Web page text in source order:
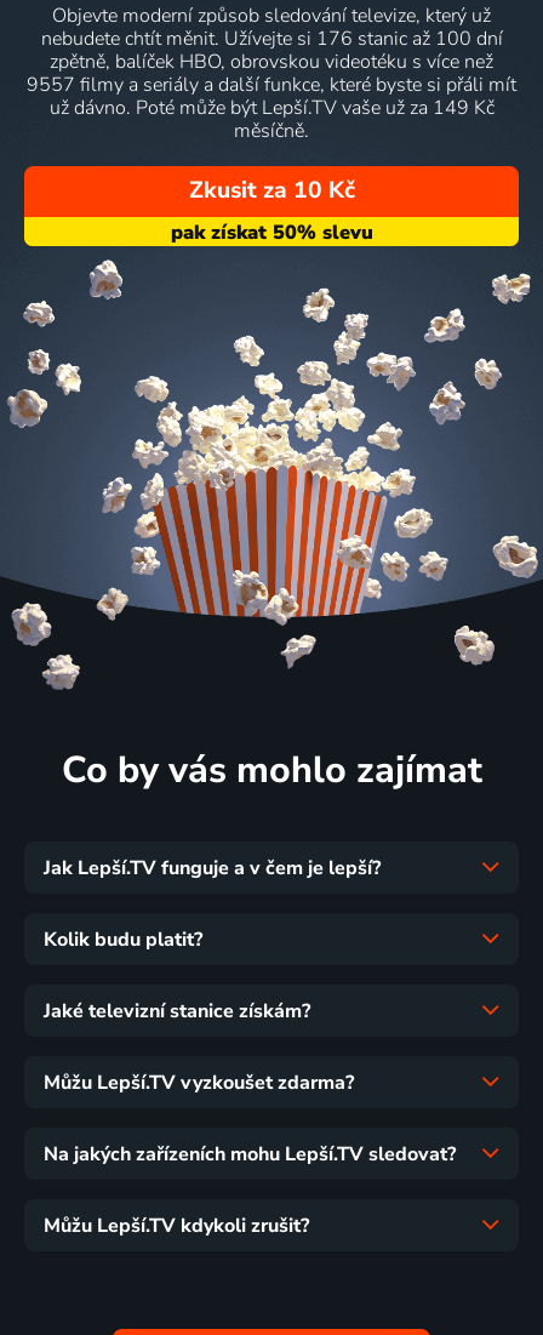
Objevte moderní způsob sledování televize, který už
nebudete chtít měnit. Užívejte si 176 stanic až 100 dní
zpětně, balíček HBO, obrovskou videotéku s více než
9557 filmy a seriály a další funkce, které byste si přáli mít
už dávno. Poté může být Lepší.TV vaše už za 149 Kč
měsíčně.
Zkusit za 10 Kč
Co by vás mohlo zajímat
Jak Lepší.TV funguje a v čem je lepší?
Kolik budu platit?
Jaké televizní stanice získám?
Můžu Lepší.TV vyzkoušet zdarma?
Na jakých zařízeních mohu Lepší.TV sledovat?
Můžu Lepší.TV kdykoli zrušit?